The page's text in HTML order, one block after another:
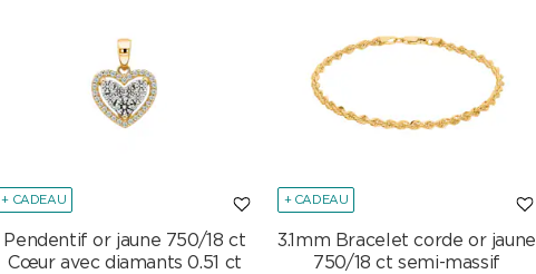
+ CADEAU
Pendentif or jaune 750/18 ct
Cœur avec diamants 0.51 ct
+ CADEAU
3.1mm Bracelet corde or jaune
750/18 ct semi-massif